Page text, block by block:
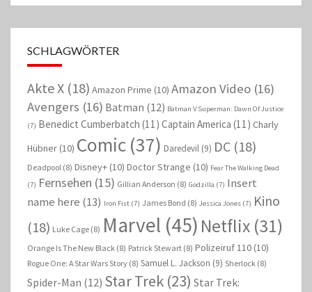
SCHLAGWÖRTER
Akte X (18) Amazon Prime (10) Amazon Video (16)
Avengers (16) Batman (12) Batman V Superman: Dawn Of Justice
(7) Benedict Cumberbatch (11) Captain America (11) Charly
Hübner (10) Comic (37) Daredevil (9) DC (18)
Deadpool (8) Disney+ (10) Doctor Strange (10) Fear The Walking Dead
(7) Fernsehen (15) Gillian Anderson (8) Godzilla (7) Insert
name here (13) Iron Fist (7) James Bond (8) Jessica Jones (7) Kino
(18) Luke Cage (8) Marvel (45) Netflix (31)
Orange Is The New Black (8) Patrick Stewart (8) Polizeiruf 110 (10)
Rogue One: A Star Wars Story (8) Samuel L. Jackson (9) Sherlock (8)
Spider-Man (12) Star Trek (23) Star Trek: